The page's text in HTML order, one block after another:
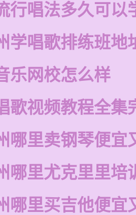
行唱法多久可以
学唱歌排练班地
乐网校怎么样
歌视频教程全集
哪里卖钢琴便宜
哪里尤克里里培
哪里买吉他便宜